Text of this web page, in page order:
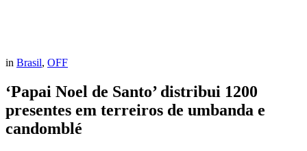
in Brasil, OFF
‘Papai Noel de Santo’ distribui 1200
presentes em terreiros de umbanda e
candomblé